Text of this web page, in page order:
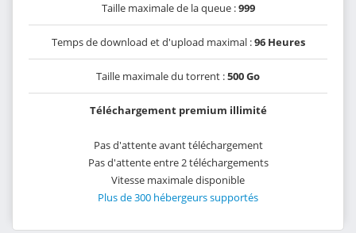
Taille maximale de la queue :999
Temps de download et d'upload maximal :96 Heures
Taille maximale du torrent :500 Go
Téléchargement premium illimité
Pas d'attente avant téléchargement
Pas d'attente entre 2 téléchargements
Vitesse maximale disponible
Plus de 300 hébergeurs supportés